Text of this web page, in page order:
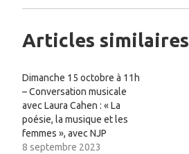
Articles similaires
Dimanche 15 octobre à 11h
– Conversation musicale
avec Laura Cahen : « La
poésie, la musique et les
femmes », avec NJP
8 septembre 2023